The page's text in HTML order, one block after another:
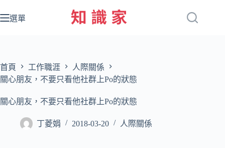
至
容
選單
首頁 工作職涯
人際關係
關心朋友，不要只看他社群上Po的狀態
關心朋友，不要只看他社群上Po的狀態
丁菱娟 2018-03-20 人際關係